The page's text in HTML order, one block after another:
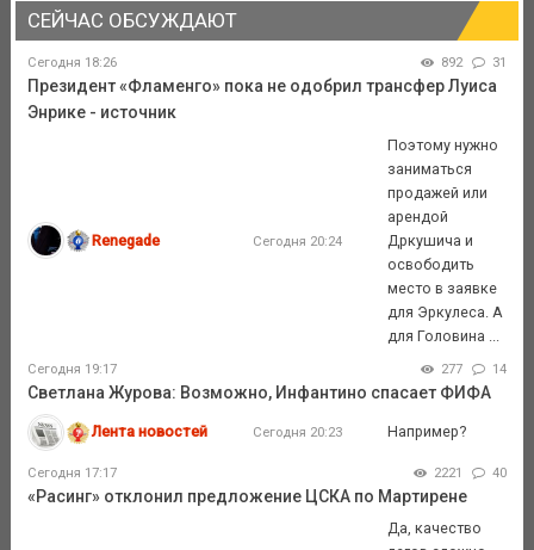
СЕЙЧАС ОБСУЖДАЮТ
Сегодня 18:26 892 31
Президент «Фламенго» пока не одобрил трансфер Луиса
Энрике - источник
Renegade Сегодня 20:24
Поэтому нужно
заниматься
продажей или
арендой
Дркушича и
освободить
место в заявке
для Эркулеса. А
для Головина ...
Сегодня 19:17 277 14
Светлана Журова: Возможно, Инфантино спасает ФИФА
Лента новостей Сегодня 20:23 Например?
Сегодня 17:17 2221 40
«Расинг» отклонил предложение ЦСКА по Мартирене
Да, качество